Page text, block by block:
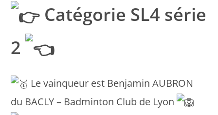
Catégorie SL4 série
2
Le vainqueur est Benjamin AUBRON
du BACLY – Badminton Club de Lyon